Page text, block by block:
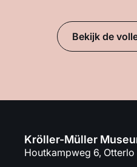
Bekijk de
Kröller-Müller
Houtkampweg 6, Otterlo